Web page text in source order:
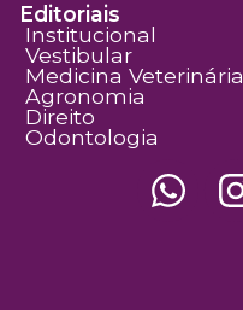
Editoriais
Institucional
Vestibular
Medicina Veterinária
Agronomia
Direito
Odontologia